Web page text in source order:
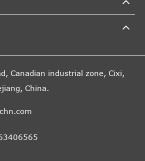
Canadian industrial zone, Cixi,
China.